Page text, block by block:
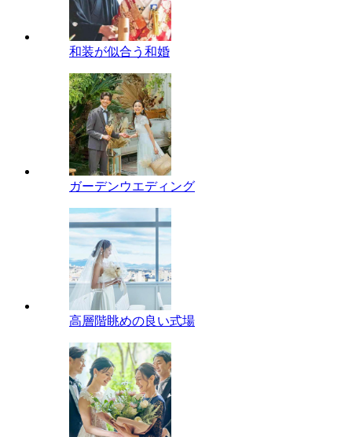
和装が似合う和婚
ガーデンウエディング
高層階眺めの良い式場